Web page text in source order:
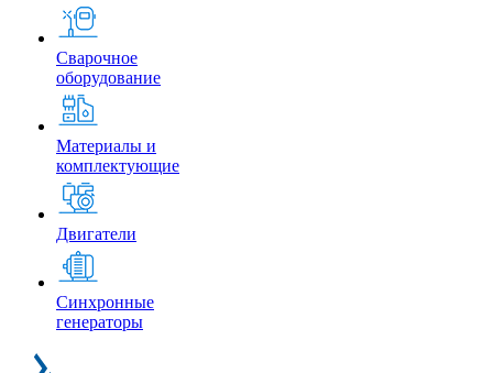
Сварочное
оборудование
Материалы и
комплектующие
Двигатели
Синхронные
генераторы